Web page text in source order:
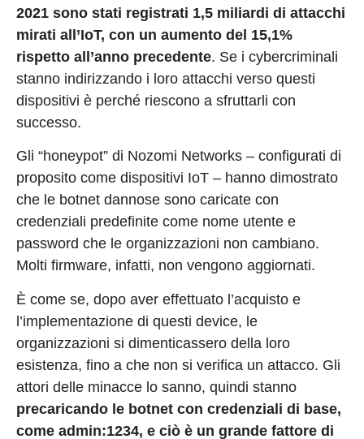
2021 sono stati registrati 1,5 miliardi di attacchi
mirati all’IoT, con un aumento del 15,1%
rispetto all’anno precedente. Se i cybercriminali
stanno indirizzando i loro attacchi verso questi
dispositivi è perché riescono a sfruttarli con
successo.
Gli “honeypot” di Nozomi Networks – configurati di
proposito come dispositivi IoT – hanno dimostrato
che le botnet dannose sono caricate con
credenziali predefinite come nome utente e
password che le organizzazioni non cambiano.
Molti firmware, infatti, non vengono aggiornati.
È come se, dopo aver effettuato l’acquisto e
l’implementazione di questi device, le
organizzazioni si dimenticassero della loro
esistenza, fino a che non si verifica un attacco. Gli
attori delle minacce lo sanno, quindi stanno
precaricando le botnet con credenziali di base,
come admin:1234, e ciò è un grande fattore di